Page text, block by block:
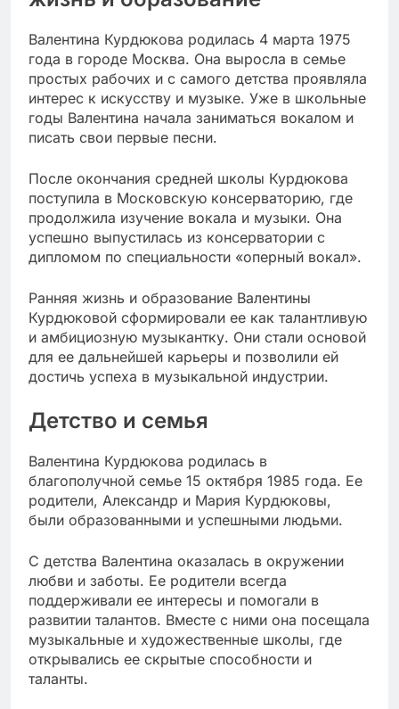
Валентина Курдюкова родилась 4 марта 1975
года в городе Москва. Она выросла в семье
простых рабочих и с самого детства проявляла
интерес к искусству и музыке. Уже в школьные
годы Валентина начала заниматься вокалом и
писать свои первые песни.
После окончания средней школы Курдюкова
поступила в Московскую консерваторию, где
продолжила изучение вокала и музыки. Она
успешно выпустилась из консерватории с
дипломом по специальности «оперный вокал».
Ранняя жизнь и образование Валентины
Курдюковой сформировали ее как талантливую
и амбициозную музыкантку. Они стали основой
для ее дальнейшей карьеры и позволили ей
достичь успеха в музыкальной индустрии.
Детство и семья
Валентина Курдюкова родилась в
благополучной семье 15 октября 1985 года. Ее
родители, Александр и Мария Курдюковы,
были образованными и успешными людьми.
С детства Валентина оказалась в окружении
любви и заботы. Ее родители всегда
поддерживали ее интересы и помогали в
развитии талантов. Вместе с ними она посещала
музыкальные и художественные школы, где
открывались ее скрытые способности и
таланты.